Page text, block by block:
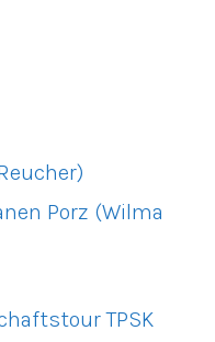
Porz (Wilma
TPSK